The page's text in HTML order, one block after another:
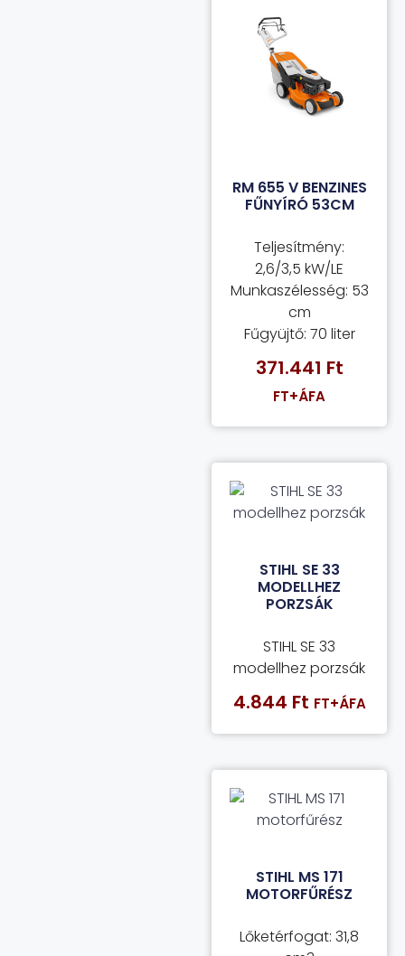
RM 655 V BENZINES
FŰNYÍRÓ 53CM
Teljesítmény:
2,6/3,5 kW/LE
Munkaszélesség: 53
cm
Fűgyüjtő: 70 liter
371.441 Ft
FT+ÁFA
STIHL SE 33
MODELLHEZ
PORZSÁK
STIHL SE 33
modellhez porzsák
4.844 Ft FT+ÁFA
STIHL MS 171
MOTORFŰRÉSZ
Lőketérfogat: 31,8